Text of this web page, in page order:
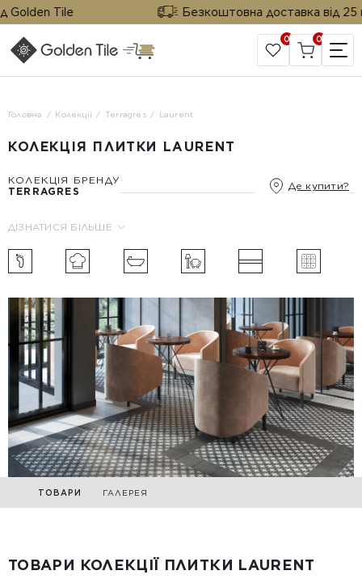
Tile Безкоштовна доставка від 25 м²
САЙТ КОМПАНІЇ
0 0
Головна Колекції Terragres Laurent
КОЛЕКЦІЯ ПЛИТКИ LAURENT
КОЛЕКЦІЯ БРЕНДУ
TERRAGRES
Де купити?
ДІЗНАТИСЯ БІЛЬШЕ
ТОВАРИ ГАЛЕРЕЯ
ТОВАРИ КОЛЕКЦІЇ ПЛИТКИ LAURENT